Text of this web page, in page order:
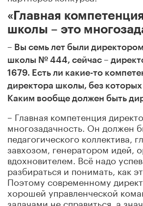
«Главная
школы – это
– Вы семь лет были
школы № 444, сейчас –
1679. Есть ли какие-то
директора школы, без
Каким вообще должен быть
– Главная компетенция
многозадачность. Он должен
педагогического коллектива,
завхозом, генератором идей,
вдохновителем. Всё надо
разбираться и понимать, как
Поэтому современному
хорошей управленческой
задачами не справиться, а